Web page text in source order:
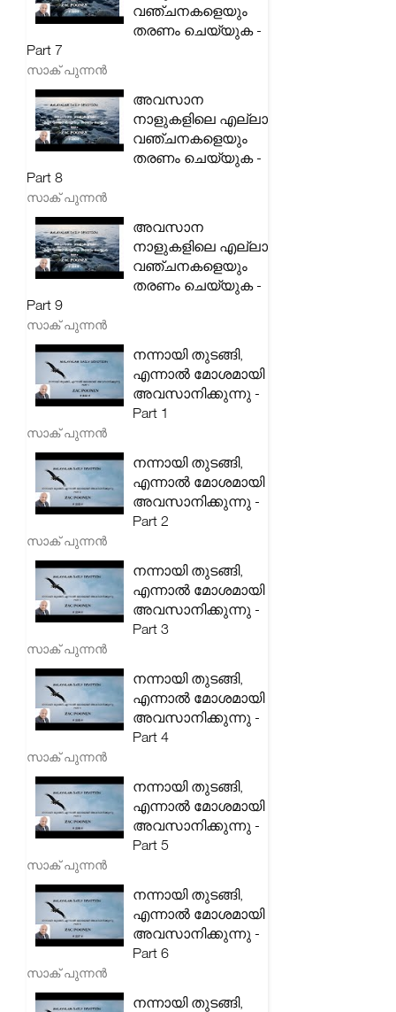
വഞ്ചനകളെയും
തരണം ചെയ്യുക -
Part 7
സാക് പുന്നൻ
അവസാന
നാളുകളിലെ എല്ലാ
വഞ്ചനകളെയും
തരണം ചെയ്യുക -
Part 8
സാക് പുന്നൻ
അവസാന
നാളുകളിലെ എല്ലാ
വഞ്ചനകളെയും
തരണം ചെയ്യുക -
Part 9
സാക് പുന്നൻ
നന്നായി തുടങ്ങി,
എന്നാൽ മോശമായി
അവസാനിക്കുന്നു -
Part 1
സാക് പുന്നൻ
നന്നായി തുടങ്ങി,
എന്നാൽ മോശമായി
അവസാനിക്കുന്നു -
Part 2
സാക് പുന്നൻ
നന്നായി തുടങ്ങി,
എന്നാൽ മോശമായി
അവസാനിക്കുന്നു -
Part 3
സാക് പുന്നൻ
നന്നായി തുടങ്ങി,
എന്നാൽ മോശമായി
അവസാനിക്കുന്നു -
Part 4
സാക് പുന്നൻ
നന്നായി തുടങ്ങി,
എന്നാൽ മോശമായി
അവസാനിക്കുന്നു -
Part 5
സാക് പുന്നൻ
നന്നായി തുടങ്ങി,
എന്നാൽ മോശമായി
അവസാനിക്കുന്നു -
Part 6
സാക് പുന്നൻ
നന്നായി തുടങ്ങി,